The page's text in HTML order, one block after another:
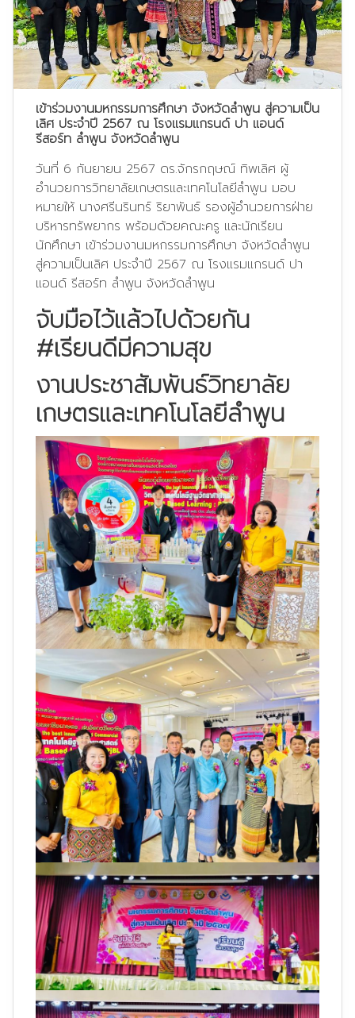
เข้าร่วมงานมหกรรมการศึกษา จังหวัดลำพูน สู่ความเป็น
เลิศ ประจำปี 2567 ณ โรงแรมแกรนด์ ปา แอนด์
รีสอร์ท ลำพูน จังหวัดลำพูน
วันที่ 6 กันยายน 2567 ดร.จักรกฤษณ์ ทิพเลิศ ผู้
อำนวยการวิทยาลัยเกษตรและเทคโนโลยีลำพูน มอบ
หมายให้ นางศรีนรินทร์ ริยาพันธ์ รองผู้อำนวยการฝ่าย
บริหารทรัพยากร พร้อมด้วยคณะครู และนักเรียน
นักศึกษา เข้าร่วมงานมหกรรมการศึกษา จังหวัดลำพูน
สู่ความเป็นเลิศ ประจำปี 2567 ณ โรงแรมแกรนด์ ปา
แอนด์ รีสอร์ท ลำพูน จังหวัดลำพูน
จับมือไว้แล้วไปด้วยกัน
#เรียนดีมีความสุข
งานประชาสัมพันธ์วิทยาลัย
เกษตรและเทคโนโลยีลำพูน